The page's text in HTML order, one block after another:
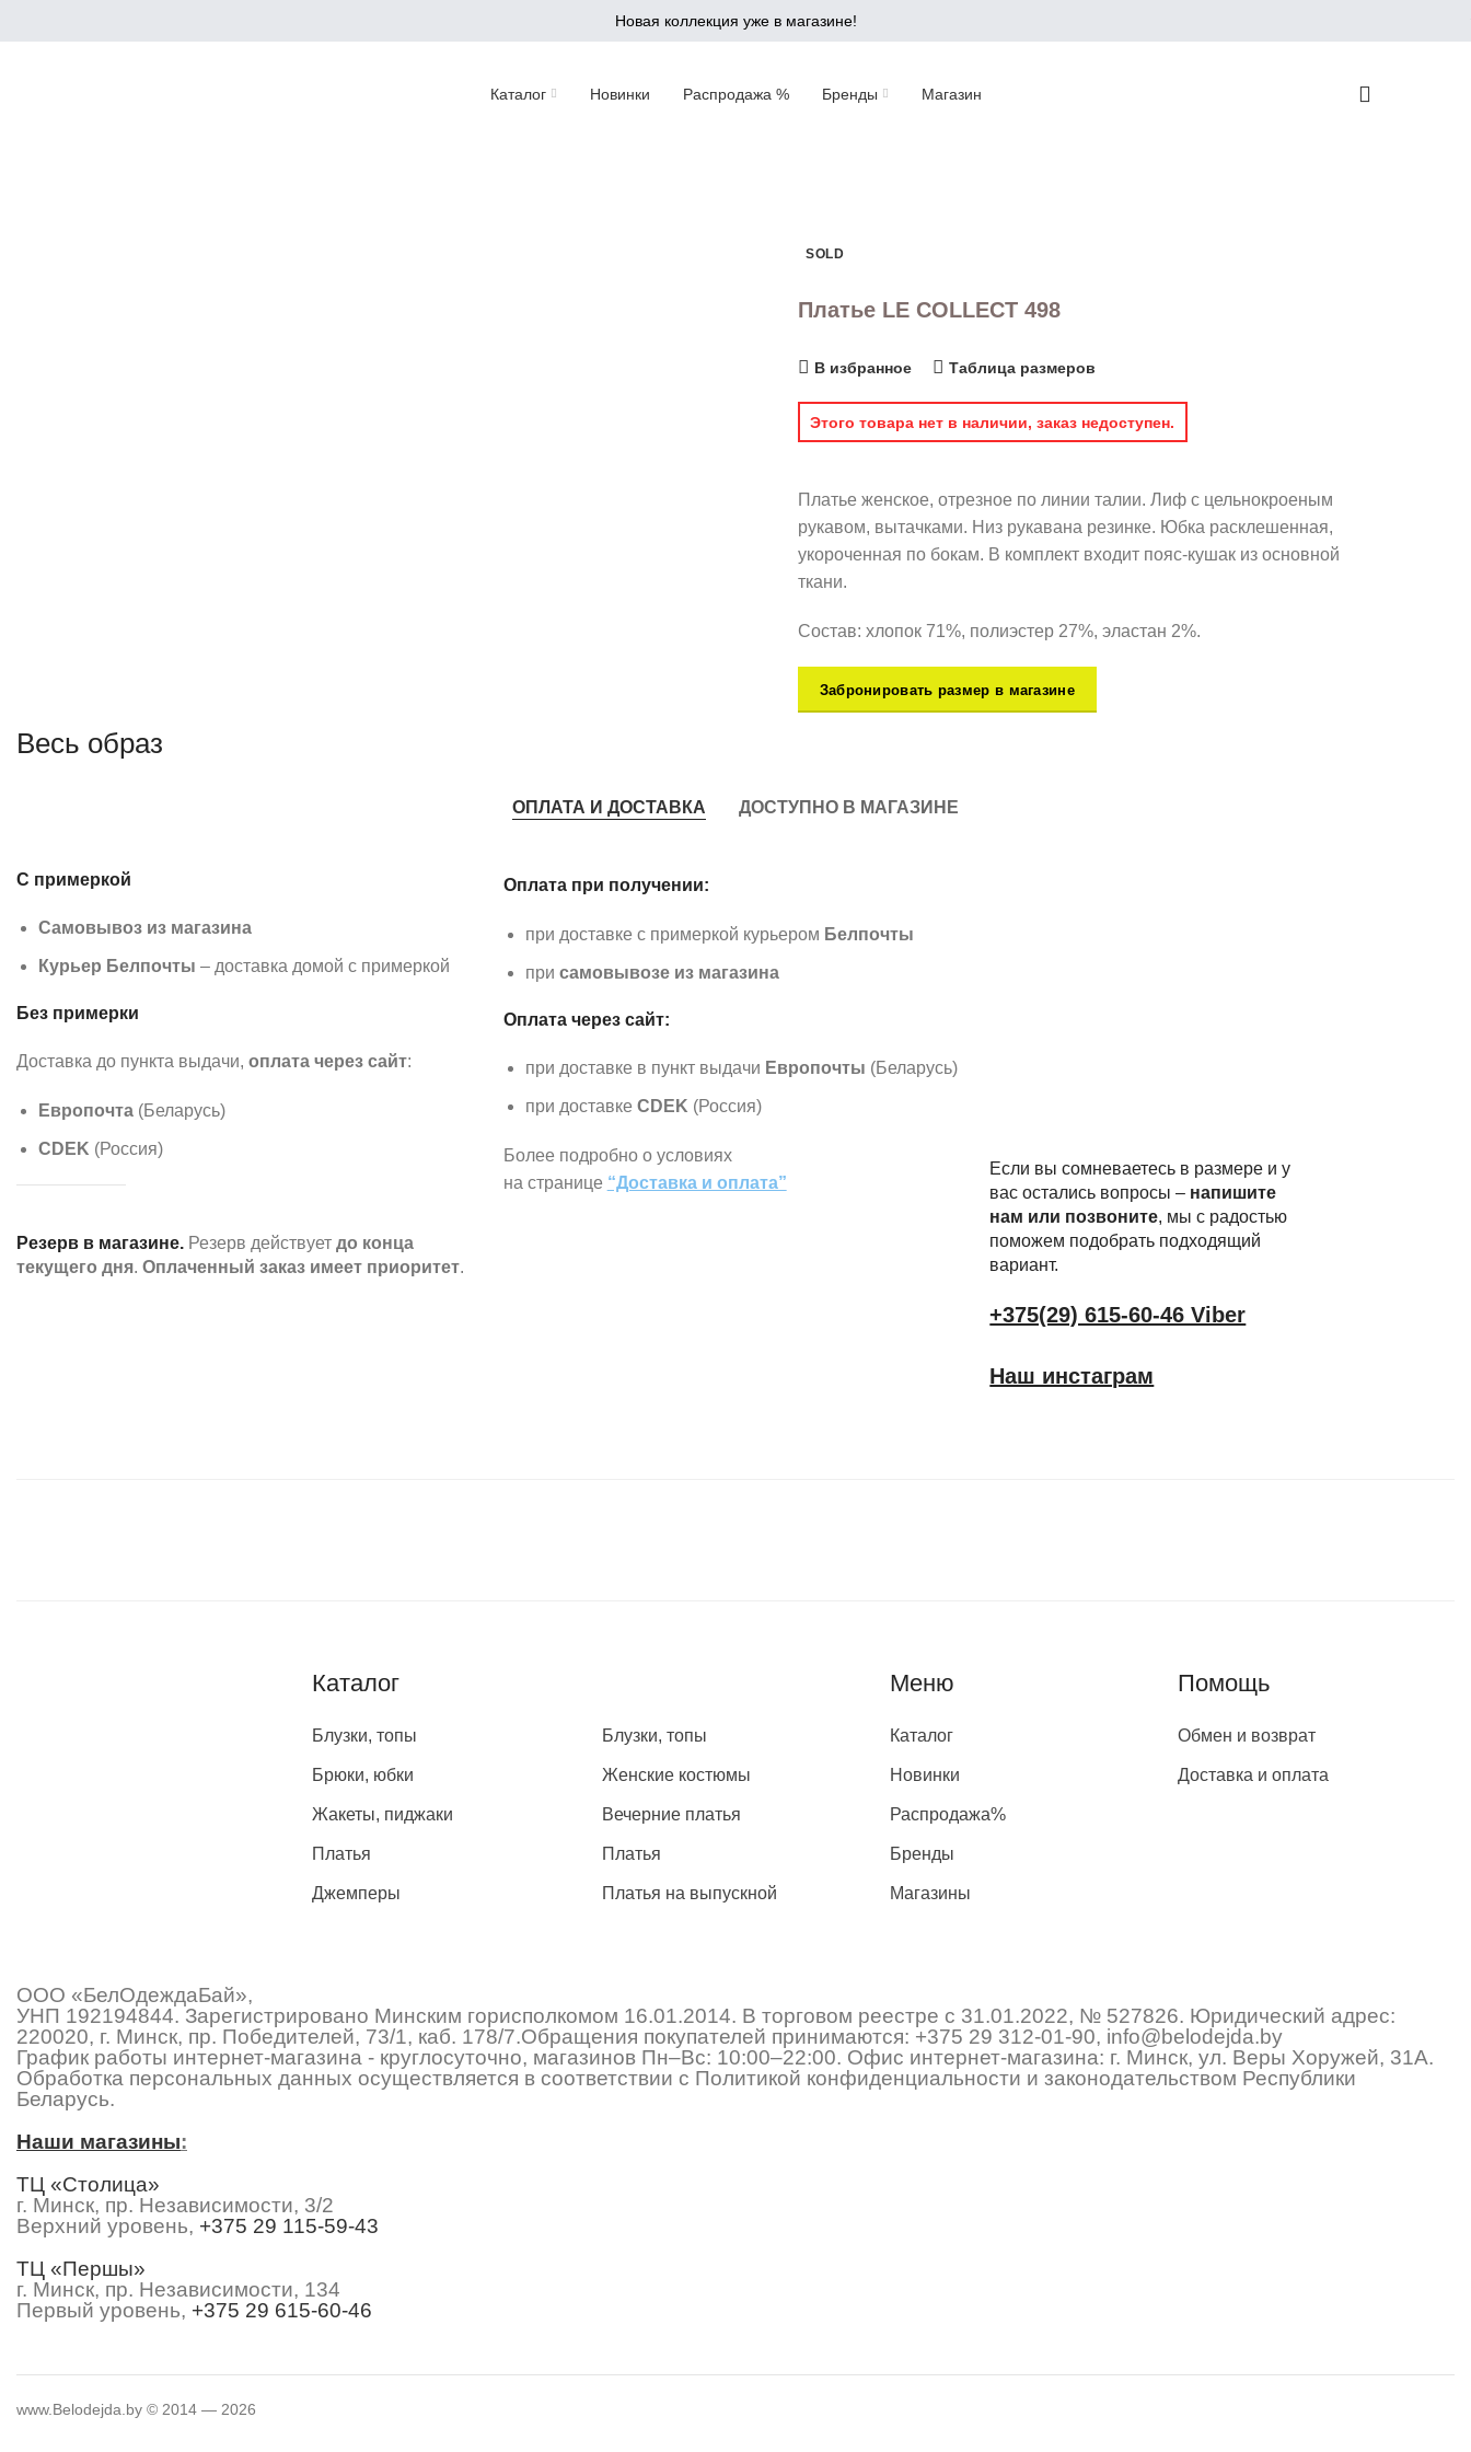
Новая коллекция уже в магазине!
Каталог Новинки Распродажа % Бренды Магазин
SOLD
Платье LE COLLECT 498
В избранное Таблица размеров
Этого товара нет в наличии, заказ недоступен.
Платье женское, отрезное по линии талии. Лиф с цельнокроеным
рукавом, вытачками. Низ рукавана резинке. Юбка расклешенная,
укороченная по бокам. В комплект входит пояс-кушак из основной
ткани.
Состав: хлопок 71%, полиэстер 27%, эластан 2%.
Забронировать размер в магазине
Весь образ
ОПЛАТА И ДОСТАВКА ДОСТУПНО В МАГАЗИНЕ
С примеркой
Самовывоз из магазина
Курьер Белпочты – доставка домой с примеркой
Без примерки
Доставка до пункта выдачи, оплата через сайт:
Европочта (Беларусь)
CDEK (Россия)
Резерв в магазине. Резерв действует до конца
текущего дня. Оплаченный заказ имеет приоритет.
Оплата при получении:
при доставке с примеркой курьером Белпочты
при самовывозе из магазина
Оплата через сайт:
при доставке в пункт выдачи Европочты (Беларусь)
при доставке CDEK (Россия)
Более подробно о условиях
на странице “Доставка и оплата”
Если вы сомневаетесь в размере и у
вас остались вопросы – напишите
нам или позвоните, мы с радостью
поможем подобрать подходящий
вариант.
+375(29) 615-60-46 Viber
Наш инстаграм
Каталог
Блузки, топы
Брюки, юбки
Жакеты, пиджаки
Платья
Джемперы
Блузки, топы
Женские костюмы
Вечерние платья
Платья
Платья на выпускной
Меню
Каталог
Новинки
Распродажа%
Бренды
Магазины
Помощь
Обмен и возврат
Доставка и оплата
ООО «БелОдеждаБай»,
УНП 192194844. Зарегистрировано Минским горисполкомом 16.01.2014. В торговом реестре с 31.01.2022, № 527826. Юридический адрес:
220020, г. Минск, пр. Победителей, 73/1, каб. 178/7.Обращения покупателей принимаются: +375 29 312-01-90, info@belodejda.by
График работы интернет-магазина - круглосуточно, магазинов Пн–Вс: 10:00–22:00. Офис интернет-магазина: г. Минск, ул. Веры Хоружей, 31А.
Обработка персональных данных осуществляется в соответствии с Политикой конфиденциальности и законодательством Республики
Беларусь.
Наши магазины:
ТЦ «Столица»
г. Минск, пр. Независимости, 3/2
Верхний уровень, +375 29 115-59-43
ТЦ «Першы»
г. Минск, пр. Независимости, 134
Первый уровень, +375 29 615-60-46
www.Belodejda.by © 2014 — 2026